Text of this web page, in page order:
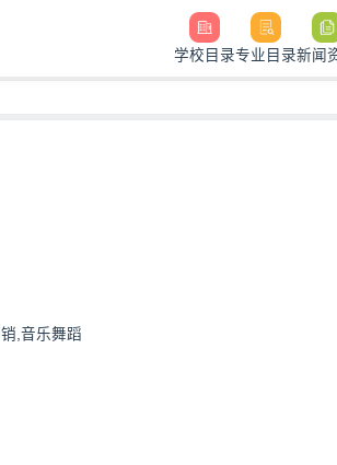
学校目录专业目录新闻
,音乐舞蹈